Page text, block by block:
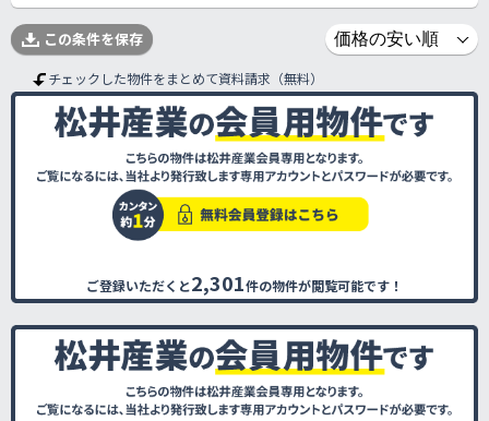
この条件を保存
チェックした物件をまとめて資料請求（無料）
ご登録いただくと2,301件の物件が閲覧可能です！